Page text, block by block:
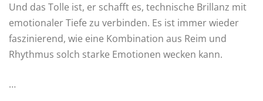
Und das Tolle ist, er schafft es, technische Brillanz mit
emotionaler Tiefe zu verbinden. Es ist immer wieder
faszinierend, wie eine Kombination aus Reim und
Rhythmus solch starke Emotionen wecken kann.
…